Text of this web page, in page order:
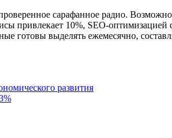
сарафанное радио.
привлекает 10%, SEO-
готовы выделять ежемесячно,
развития